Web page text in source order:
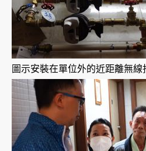
圖示安裝在單位外的近距離無線